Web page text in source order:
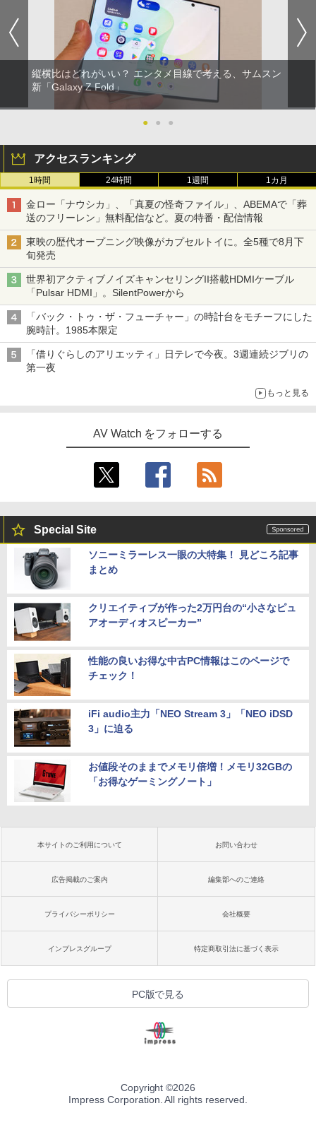
縦横比はどれがいい？ エンタメ目線で考える、サムスン
新「Galaxy Z Fold」
● ● ●
アクセスランキング
1時間 24時間 1週間 1カ月
金ロー「ナウシカ」、「真夏の怪奇ファイル」、ABEMAで「葬
送のフリーレン」無料配信など。夏の特番・配信情報
東映の歴代オープニング映像がカプセルトイに。全5種で8月下
旬発売
世界初アクティブノイズキャンセリングII搭載HDMIケーブル
「Pulsar HDMI」。SilentPowerから
「バック・トゥ・ザ・フューチャー」の時計台をモチーフにした
腕時計。1985本限定
「借りぐらしのアリエッティ」日テレで今夜。3週連続ジブリの
第一夜
もっと見る
AV Watch をフォローする
Special Site
ソニーミラーレス一眼の大特集！ 見どころ記事
まとめ
クリエイティブが作った2万円台の“小さなピュ
アオーディオスピーカー”
性能の良いお得な中古PC情報はこのページで
チェック！
iFi audio主力「NEO Stream 3」「NEO iDSD
3」に迫る
お値段そのままでメモリ倍増！メモリ32GBの
「お得なゲーミングノート」
本サイトのご利用について お問い合わせ
広告掲載のご案内 編集部へのご連絡
プライバシーポリシー 会社概要
インプレスグループ 特定商取引法に基づく表示
PC版で見る
Copyright ©2026
Impress Corporation. All rights reserved.